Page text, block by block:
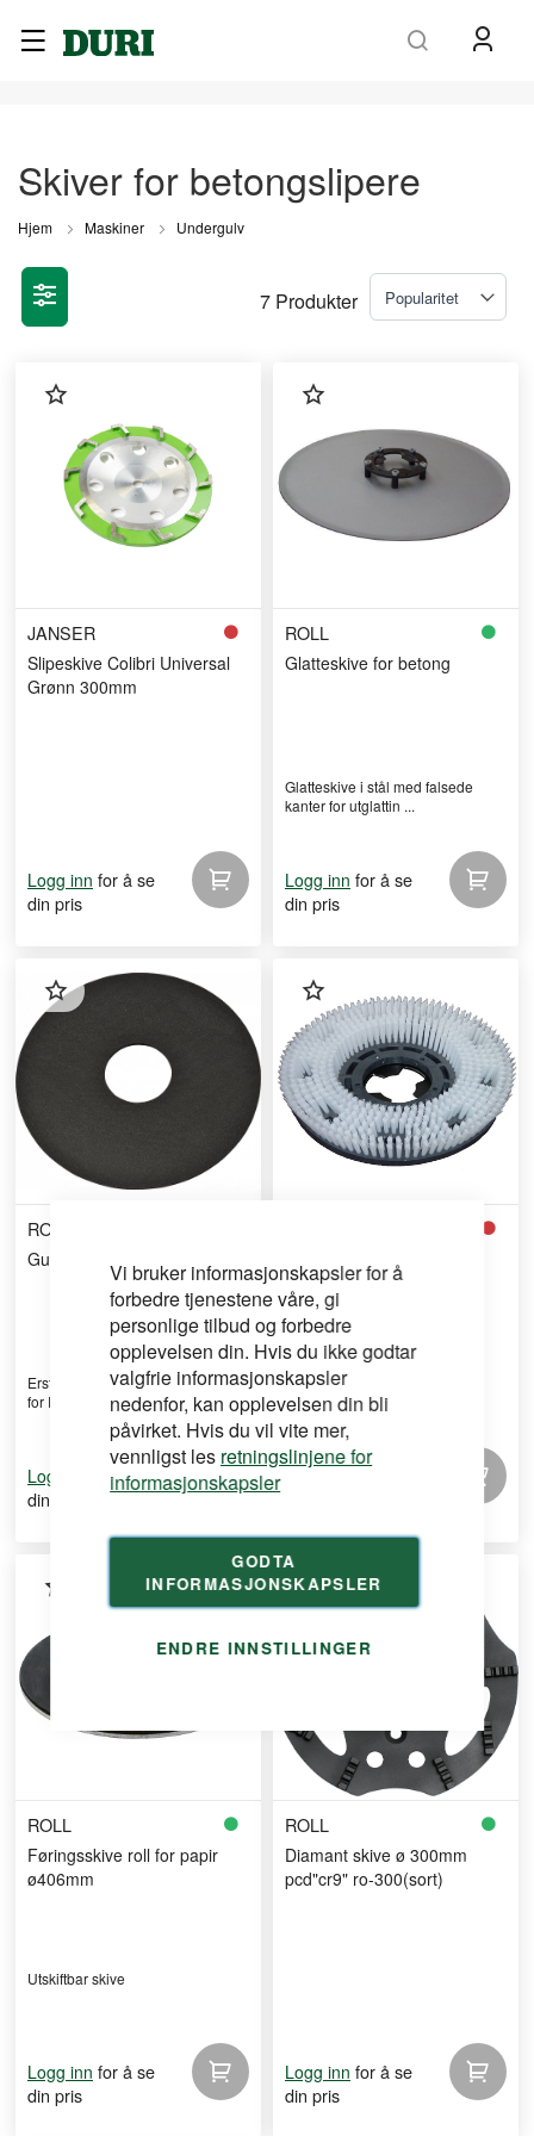
Vi bruker informasjonskapsler for å
forbedre tjenestene våre, gi
personlige tilbud og forbedre
opplevelsen din. Hvis du ikke godtar
valgfrie informasjonskapsler
nedenfor, kan opplevelsen din bli
påvirket. Hvis du vil vite mer,
vennligst les retningslinjene for
informasjonskapsler
GODTA
INFORMASJONSKAPSLER
ENDRE INNSTILLINGER
Skiver for betongslipere
Hjem Maskiner Undergulv
7 Produkter
JANSER
Slipeskive Colibri Universal
Grønn 300mm
Logg inn for å se
din pris
ROLL
Glatteskive for betong
Glatteskive i stål med falsede
kanter for utglattin ...
Logg inn for å se
din pris
ROLL
Gummi til Føringsskive
Erstatningsgummi til føringsskive
for Roll-belegnin ...
Logg inn
for å se
din pris
Skrubbeskive med børster
Skrubbeskive med børster for
gulvmaskiner, effektiv ...
Logg inn
Kampanje
ROLL
Føringsskive roll for papir
ø406mm
Utskiftbar skive
Logg inn for å se
din pris
ROLL
Diamant skive ø 300mm
pcd"cr9" ro-300(sort)
Logg inn for å se
din pris